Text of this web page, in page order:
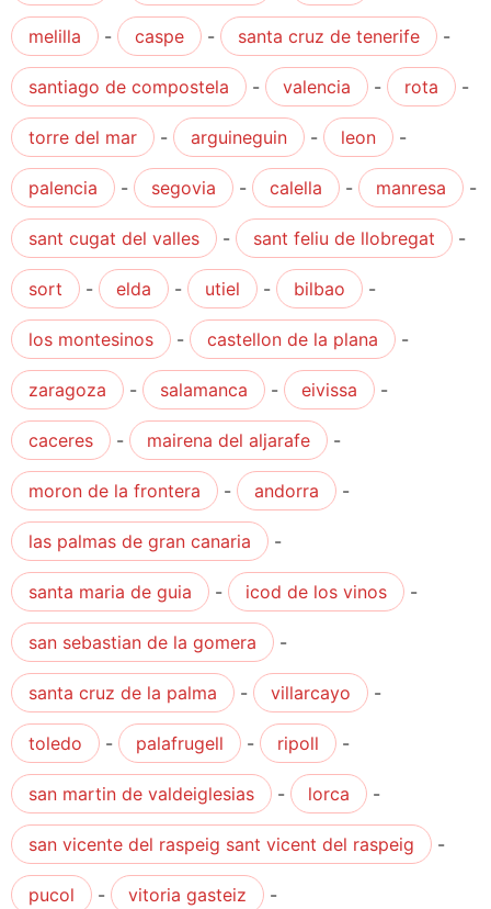
melilla - caspe - santa cruz de tenerife -
santiago de compostela - valencia - rota -
torre del mar - arguineguin - leon -
palencia - segovia - calella - manresa -
sant cugat del valles - sant feliu de llobregat -
sort - elda - utiel - bilbao -
los montesinos - castellon de la plana -
zaragoza - salamanca - eivissa -
caceres - mairena del aljarafe -
moron de la frontera - andorra -
las palmas de gran canaria -
santa maria de guia - icod de los vinos -
san sebastian de la gomera -
santa cruz de la palma - villarcayo -
toledo - palafrugell - ripoll -
san martin de valdeiglesias - lorca -
san vicente del raspeig sant vicent del raspeig -
pucol - vitoria gasteiz -